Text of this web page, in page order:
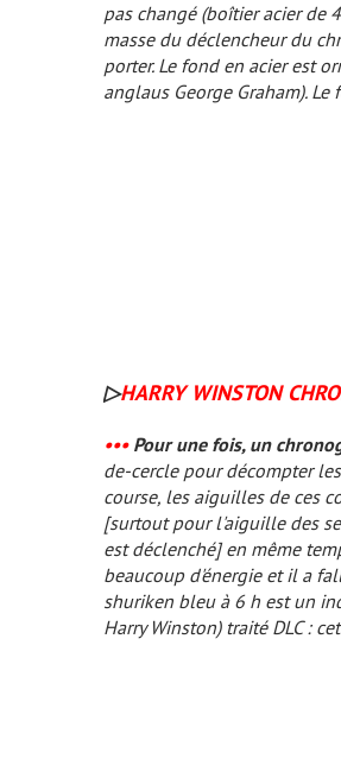
pas changé (boîtier acier de
masse du déclencheur du
porter. Le fond en acier est
anglaus George Graham).
▷HARRY WINSTON
•••Pour une fois, un
de-cercle pour décompter
course, les aiguilles de ces
[surtout pour l'aiguille des
est déclenché]en même
beaucoup d'énergie et il a
shuriken bleu à 6 h est un
Harry Winston) traité DLC :